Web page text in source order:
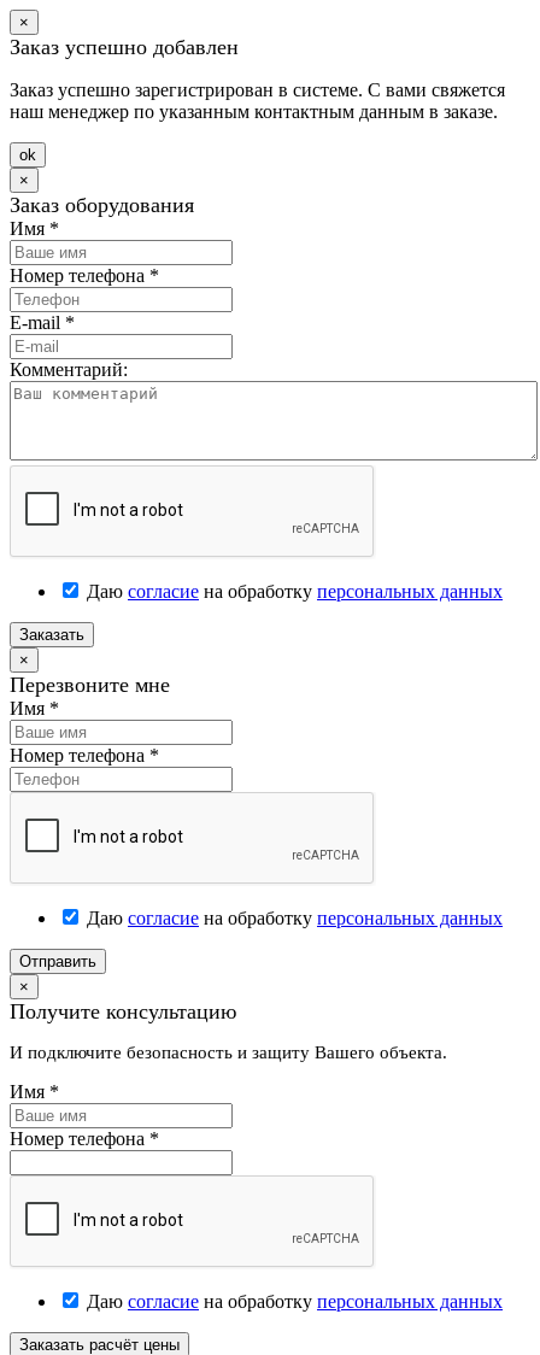
×
Заказ успешно добавлен
Заказ успешно зарегистрирован в системе. С вами свяжется
наш менеджер по указанным контактным данным в заказе.
оk
×
Заказ оборудования
Имя *
Номер телефона *
E-mail *
Комментарий:
Даю согласие на обработку персональных данных
Заказать
×
Перезвоните мне
Имя *
Номер телефона *
Даю согласие на обработку персональных данных
Отправить
×
Получите консультацию
И подключите безопасность и защиту Вашего объекта.
Имя *
Номер телефона *
Даю согласие на обработку персональных данных
Заказать расчёт цены